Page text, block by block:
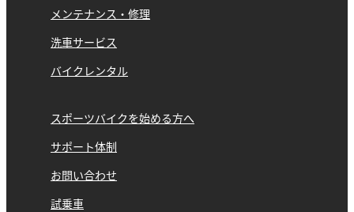
メンテナンス・修理
洗車サービス
バイクレンタル
スポーツバイクを始める方へ
サポート体制
お問い合わせ
試乗車